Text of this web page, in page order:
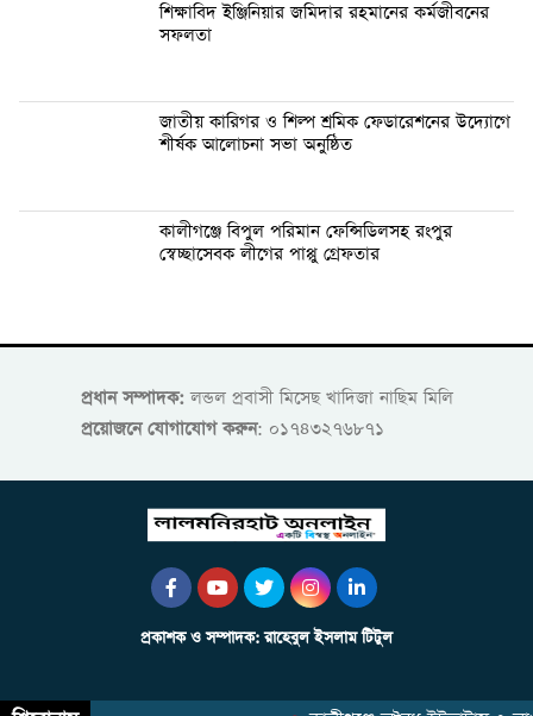
শিক্ষাবিদ ইঞ্জিনিয়ার জমিদার রহমানের কর্মজীবনের
সফলতা
জাতীয় কারিগর ও শিল্প শ্রমিক ফেডারেশনের উদ্যোগে
শীর্ষক আলোচনা সভা অনুষ্ঠিত
কালীগঞ্জে বিপুল পরিমান ফেন্সিডিলসহ রংপুর
স্বেচ্ছাসেবক লীগের পাপ্পু গ্রেফতার
প্রধান সম্পাদক:লন্ডল প্রবাসী মিসেছ খাদিজা নাছিম মিলি
প্রয়োজনে যোগাযোগ করুন: ০১৭৪৩২৭৬৮৭১
প্রকাশক ও সম্পাদক: রাহেবুল ইসলাম টিটুল